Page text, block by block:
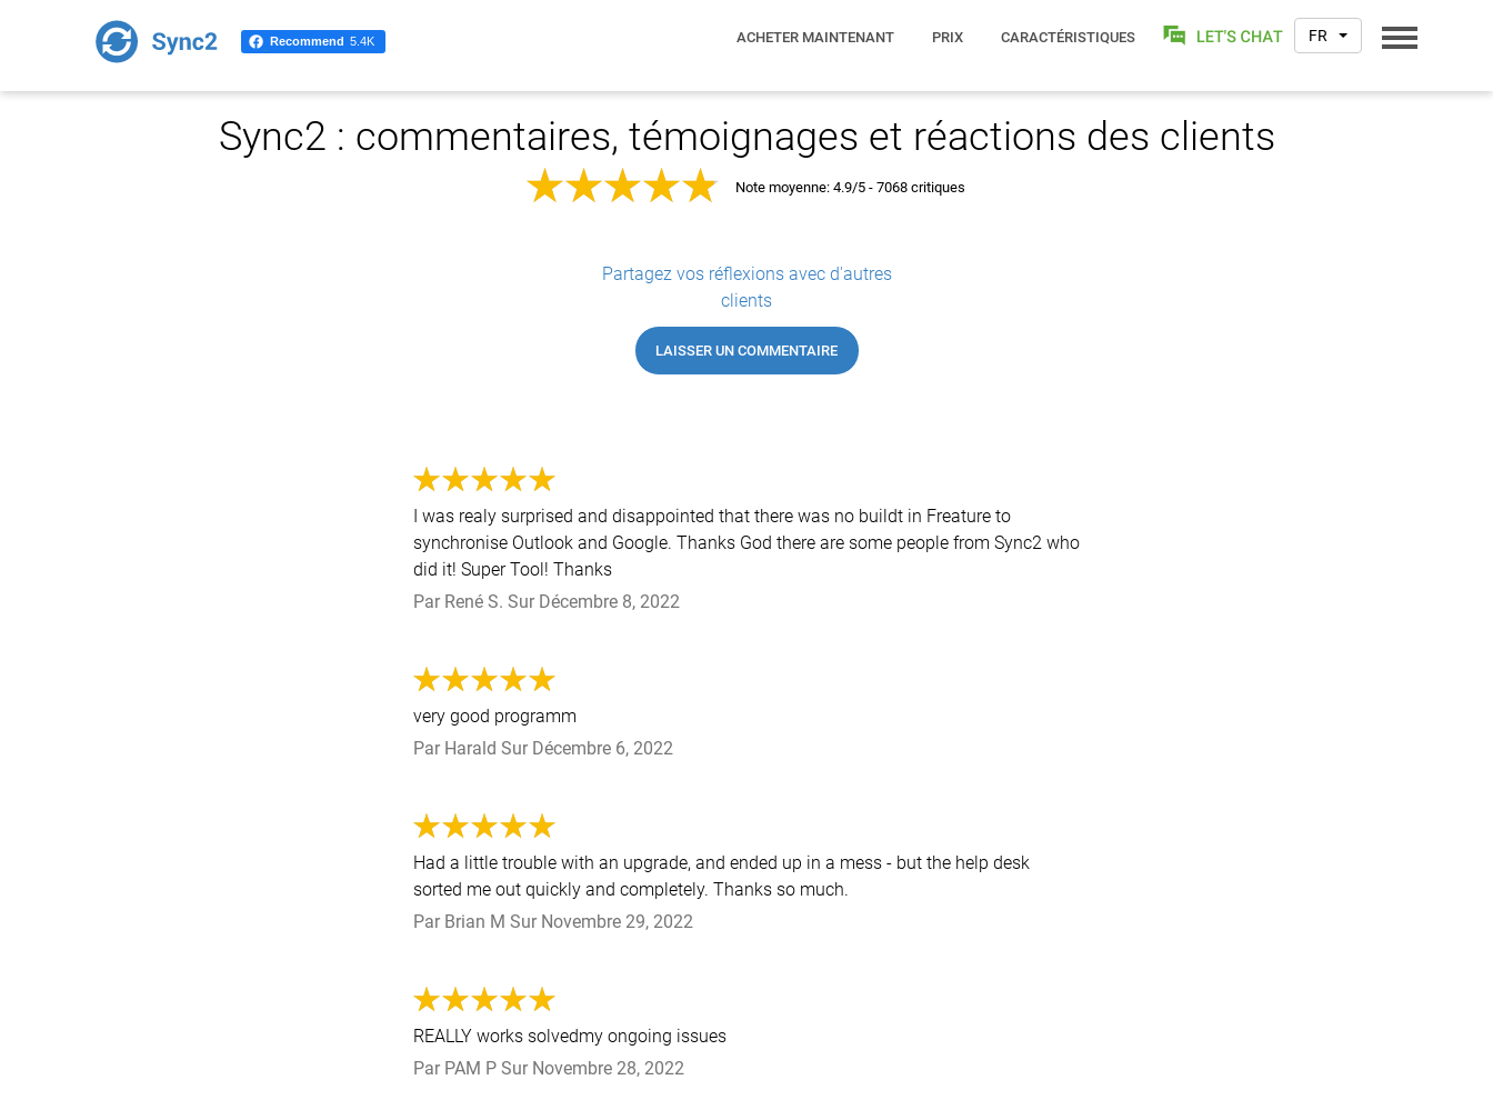
Sync2 : commentaires, témoignages et réactions des clients
Note moyenne: 4.9/5 - 7068 critiques
Partagez vos réflexions avec d'autres
clients
LAISSER UN COMMENTAIRE
I was realy surprised and disappointed that there was no buildt in Freature to
synchronise Outlook and Google. Thanks God there are some people from Sync2 who
did it! Super Tool! Thanks
Par René S. Sur Décembre 8, 2022
very good programm
Par Harald Sur Décembre 6, 2022
Had a little trouble with an upgrade, and ended up in a mess - but the help desk
sorted me out quickly and completely. Thanks so much.
Par Brian M Sur Novembre 29, 2022
REALLY works solvedmy ongoing issues
Par PAM P Sur Novembre 28, 2022
Recommend 5.4K ACHETER MAINTENANT PRIX CARACTÉRISTIQUES FR